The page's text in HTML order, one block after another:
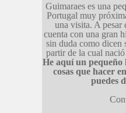
Guimaraes es una
Portugal muy
una visita. A pesar
cuenta con una gran
sin duda como dicen
partir de la cual
He aquí un pequeño
cosas que hacer
puedes